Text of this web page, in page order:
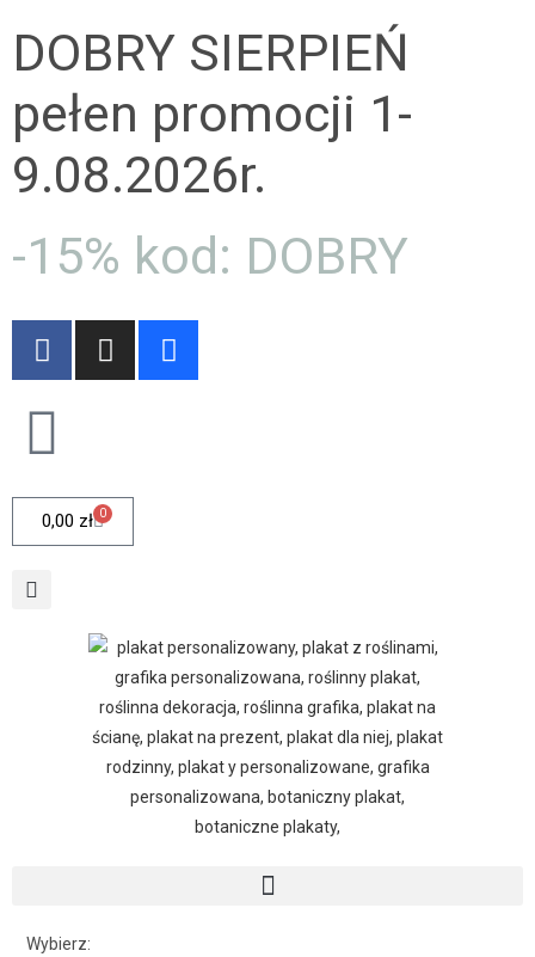
DOBRY SIERPIEŃ
pełen promocji 1-
9.08.2026r.
-15% kod: DOBRY
0,00 zł 0
Wybierz: